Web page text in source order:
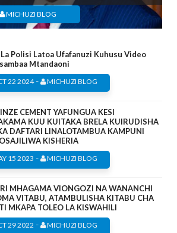
MICHUZI BLOG
Polisi Latoa Ufafanuzi Kuhusu Video
Mtandaoni
22 2024- MICHUZI BLOG
CEMENT YAFUNGUA KESI
KUU KUITAKA BRELA KUIRUDISHA
DAFTARI LINALOTAMBUA KAMPUNI
KISHERIA
15 2023 - MICHUZI BLOG
MHAGAMA VIONGOZI NA WANANCHI
VITABU, ATAMBULISHA KITABU CHA
MKAPA TOLEO LA KISWAHILI
29 2022 - MICHUZI BLOG